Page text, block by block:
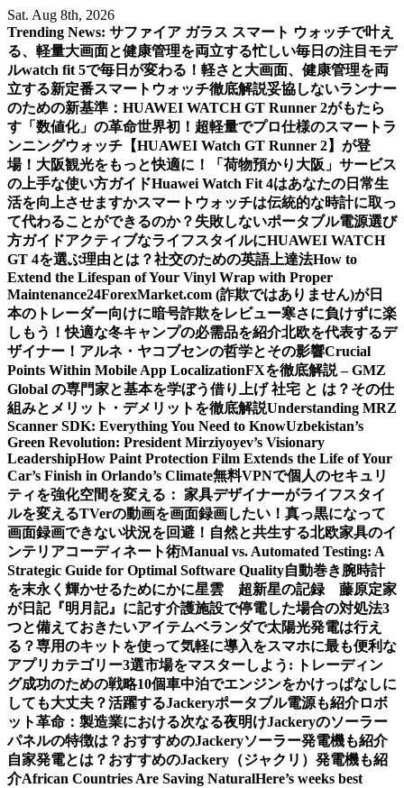
Skip
to
content
Sat. Aug 8th, 2026
Trending News: サファイア ガラス スマート ウォッチで叶え
る、軽量大画面と健康管理を両立する忙しい毎日の注目モデ
ルwatch fit 5で毎日が変わる！軽さと大画面、健康管理を両
立する新定番スマートウォッチ徹底解説妥協しないランナー
のための新基準：HUAWEI WATCH GT Runner 2がもたら
す「数値化」の革命世界初！超軽量でプロ仕様のスマートラ
ンニングウォッチ【HUAWEI Watch GT Runner 2】が登
場！ 大阪観光をもっと快適に！「荷物預かり大阪」サービス
の上手な使い方ガイドHuawei Watch Fit 4はあなたの日常生
活を向上させますかスマートウォッチは伝統的な時計に取っ
て代わることができるのか？ 失敗しないポータブル電源選び
方ガイドアクティブなライフスタイルにHUAWEI WATCH
GT 4を選ぶ理由とは？社交のための英語上達法How to
Extend the Lifespan of Your Vinyl Wrap with Proper
Maintenance24ForexMarket.com (詐欺ではありません)が日
本のトレーダー向けに暗号詐欺をレビュー寒さに負けずに楽
しもう！快適な冬キャンプの必需品を紹介北欧を代表するデ
ザイナー！アルネ・ヤコブセンの哲学とその影響Crucial
Points Within Mobile App LocalizationFXを徹底解説 – GMZ
Global の専門家と基本を学ぼう借り上げ 社宅 と は？その仕
組みとメリット・デメリットを徹底解説Understanding MRZ
Scanner SDK: Everything You Need to KnowUzbekistan’s
Green Revolution: President Mirziyoyev’s Visionary
LeadershipHow Paint Protection Film Extends the Life of Your
Car’s Finish in Orlando’s Climate無料VPNで個人のセキュリ
ティを強化空間を変える： 家具デザイナーがライフスタイ
ルを変えるTVerの動画を画面録画したい！真っ黒になって
画面録画できない状況を回避！ 自然と共生する北欧家具のイ
ンテリアコーディネート術Manual vs. Automated Testing: A
Strategic Guide for Optimal Software Quality自動巻き腕時計
を末永く輝かせるためにかに星雲 超新星の記録 藤原定家
が日記『明月記』に記す介護施設で停電した場合の対処法3
つと備えておきたいアイテムベランダで太陽光発電は行え
る？専用のキットを使って気軽に導入をスマホに最も便利な
アプリカテゴリー3選市場をマスターしよう: トレーディン
グ成功のための戦略10個車中泊でエンジンをかけっぱなしに
しても大丈夫？活躍するJackeryポータブル電源も紹介ロボ
ット革命：製造業における次なる夜明けJackeryのソーラー
パネルの特徴は？おすすめのJackeryソーラー発電機も紹介
自家発電とは？おすすめのJackery（ジャクリ）発電機も紹
介African Countries Are Saving NaturalHere’s weeks best